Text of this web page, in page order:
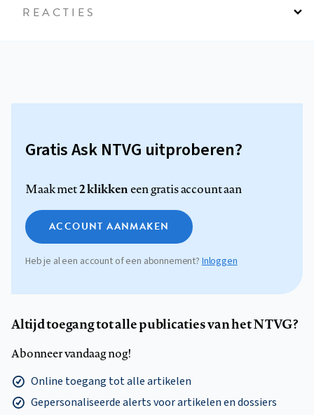
REACTIES
Gratis Ask NTVG uitproberen?
Maak met2 klikkeneen gratis account aan
ACCOUNT AANMAKEN
Heb je al een account of een abonnement?Inloggen
Altijd toegang tot alle publicaties van het NTVG?
Abonneer vandaag nog!
Online toegang tot alle artikelen
Gepersonaliseerde alerts voor artikelen en dossiers